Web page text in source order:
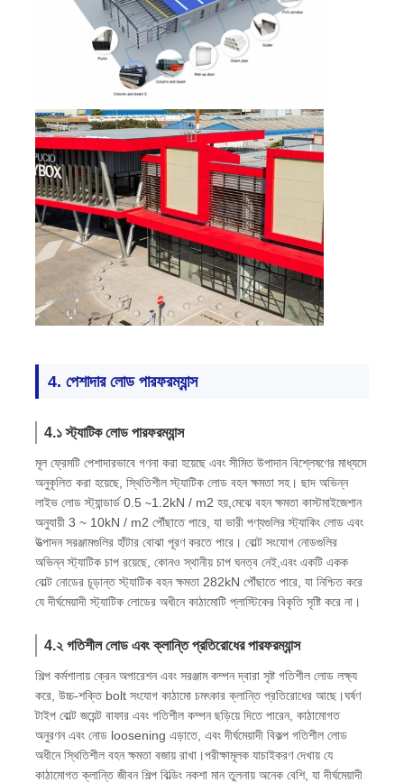
4. পেশাদার লোড পারফরম্যান্স
4.১ স্ট্যাটিক লোড পারফরম্যান্স
মূল ফ্রেমটি পেশাদারভাবে গণনা করা হয়েছে এবং সীমিত উপাদান বিশ্লেষণের মাধ্যমে
অনুকূলিত করা হয়েছে, স্থিতিশীল স্ট্যাটিক লোড বহন ক্ষমতা সহ। ছাদ অভিন্ন
লাইভ লোড স্ট্যান্ডার্ড 0.5 ∼1.2kN / m2 হয়,মেঝে বহন ক্ষমতা কাস্টমাইজেশান
অনুযায়ী 3 ~ 10kN / m2 পৌঁছাতে পারে, যা ভারী পণ্যগুলির স্ট্যাকিং লোড এবং
উত্পাদন সরঞ্জামগুলির হাঁটার বোঝা পূরণ করতে পারে। বোল্ট সংযোগ নোডগুলির
অভিন্ন স্ট্যাটিক চাপ রয়েছে, কোনও স্থানীয় চাপ ঘনত্ব নেই,এবং একটি একক
বোল্ট নোডের চূড়ান্ত স্ট্যাটিক বহন ক্ষমতা 282kN পৌঁছাতে পারে, যা নিশ্চিত করে
যে দীর্ঘমেয়াদী স্ট্যাটিক লোডের অধীনে কাঠামোটি প্লাস্টিকের বিকৃতি সৃষ্টি করে না।
4.২ গতিশীল লোড এবং ক্লান্তি প্রতিরোধের পারফরম্যান্স
শিল্প কর্মশালায় ক্রেন অপারেশন এবং সরঞ্জাম কম্পন দ্বারা সৃষ্ট গতিশীল লোড লক্ষ্য
করে, উচ্চ-শক্তি bolt সংযোগ কাঠামো চমৎকার ক্লান্তি প্রতিরোধের আছে।ঘর্ষণ
টাইপ বোল্ট জয়েন্ট বাফার এবং গতিশীল কম্পন ছড়িয়ে দিতে পারেন, কাঠামোগত
অনুরণন এবং নোড loosening এড়াতে, এবং দীর্ঘমেয়াদী বিকল্প গতিশীল লোড
অধীনে স্থিতিশীল বহন ক্ষমতা বজায় রাখা।পরীক্ষামূলক যাচাইকরণ দেখায় যে
কাঠামোগত ক্লান্তি জীবন শিল্প বিল্ডিং নকশা মান তুলনায় অনেক বেশি, যা দীর্ঘমেয়াদী